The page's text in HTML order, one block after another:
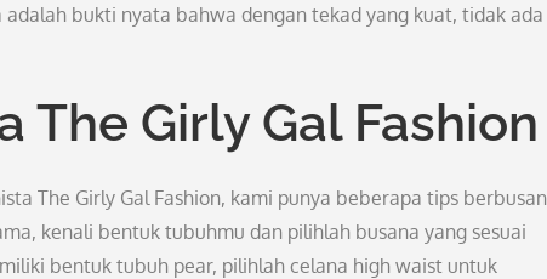
bukti nyata bahwa dengan tekad yang kuat, tidak ada
The Girly Gal Fashion
The Girly Gal Fashion, kami punya beberapa tips
kenali bentuk tubuhmu dan pilihlah busana yang sesuai
bentuk tubuh pear, pilihlah celana high waist untuk